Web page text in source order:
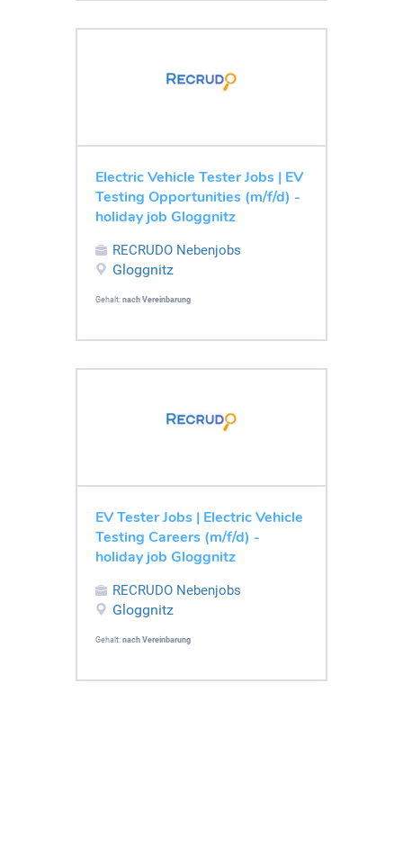
Electric Vehicle Tester Jobs | EV
Testing Opportunities (m/f/d) -
holiday job Gloggnitz
RECRUDO Nebenjobs
Gloggnitz
Gehalt: nach Vereinbarung
EV Tester Jobs | Electric Vehicle
Testing Careers (m/f/d) -
holiday job Gloggnitz
RECRUDO Nebenjobs
Gloggnitz
Gehalt: nach Vereinbarung